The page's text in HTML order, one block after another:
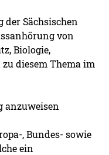
Sächsischen
von
Biologie,
diesem Thema im
anzuweisen
, Bundes- sowie
ein